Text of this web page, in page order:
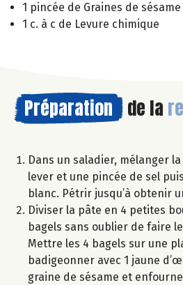
1 pincée de Graines de
1 c. à c de Levure chimique
Préparation de la
Dans un saladier, mélanger
lever et une pincée de sel
blanc. Pétrir jusqu’à obtenir
Diviser la pâte en 4 petites
bagels sans oublier de faire
Mettre les 4 bagels sur une
badigeonner avec 1 jaune
graine de sésame et